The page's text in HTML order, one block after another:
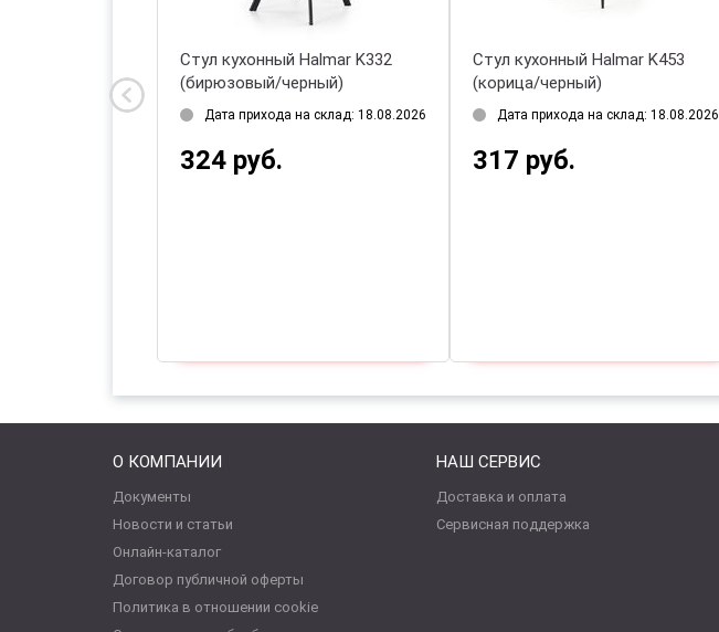
склад: 18.08.2026
Стул кухонный Halmar K332
(бирюзовый/черный)
Дата прихода на склад: 18.08.2026
324 руб.
Стул кухонный Halmar K453
(корица/черный)
Дата прихода на склад: 18.08.2026
317 руб.
О КОМПАНИИ
Документы
Новости и статьи
Онлайн-каталог
Договор публичной оферты
Политика в отношении cookie
НАШ СЕРВИС
Доставка и оплата
Сервисная поддержка